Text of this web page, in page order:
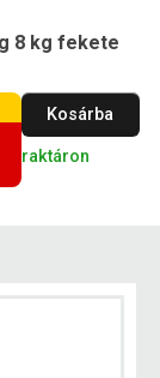
8 kg fekete
Kosárba
raktáron